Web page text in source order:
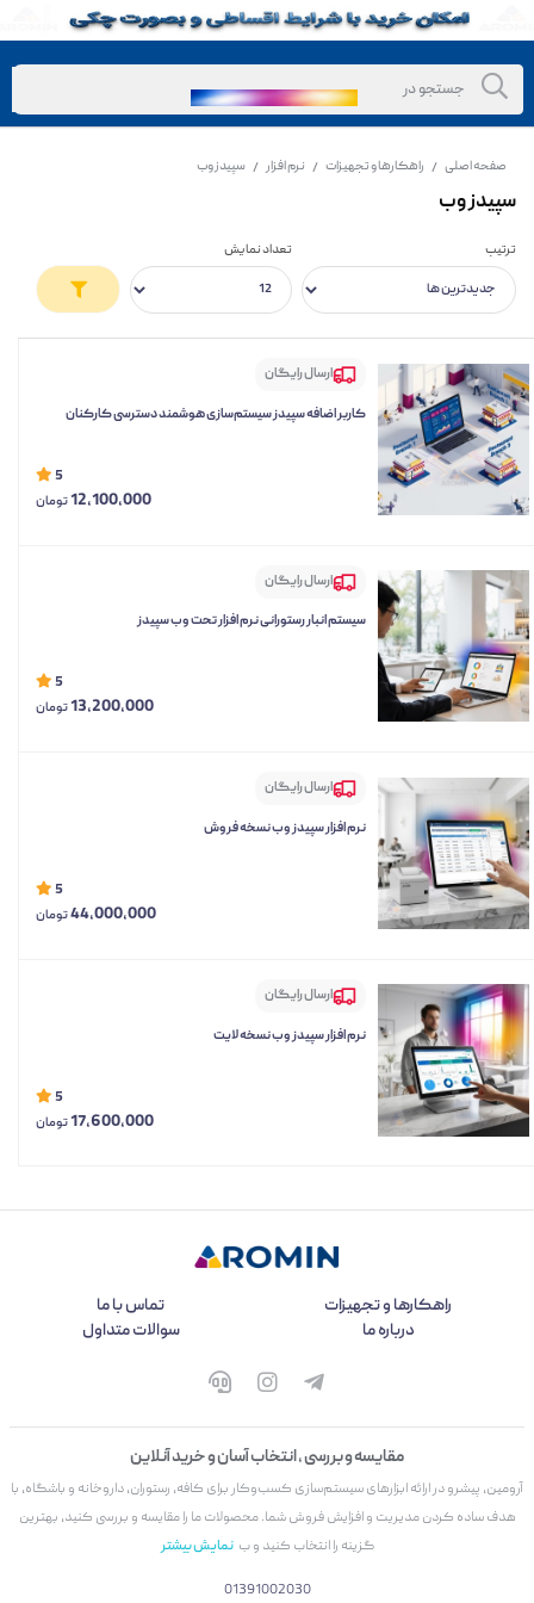
صفحه اصلی / راهکارها و تجهیزات / نرم افزار / سپیدز وب
سپیدز وب
ترتیب تعداد نمایش
ارسال رایگان
کاربر اضافه سپیدز سیستم‌سازی هوشمند دسترسی کارکنان
5
12,100,000تومان
ارسال رایگان
سیستم انبار رستورانی نرم افزار تحت وب سپیدز
5
13,200,000تومان
ارسال رایگان
نرم افزار سپیدز وب نسخه فروش
5
44,000,000تومان
ارسال رایگان
نرم افزار سپیدز وب نسخه لایت
5
17,600,000تومان
راهکارها و تجهیزات
تماس با ما
درباره ما
سوالات متداول
مقایسه و بررسی ، انتخاب آسان و خرید آنلاین
آرومین، پیشرو در ارائه ابزارهای سیستم‌سازی کسب‌وکار برای کافه، رستوران، داروخانه و باشگاه، با
هدف ساده کردن مدیریت و افزایش فروش شما. محصولات ما را مقایسه و بررسی کنید، بهترین
گزینه را انتخاب کنید و ب نمایش بیشتر
01391002030